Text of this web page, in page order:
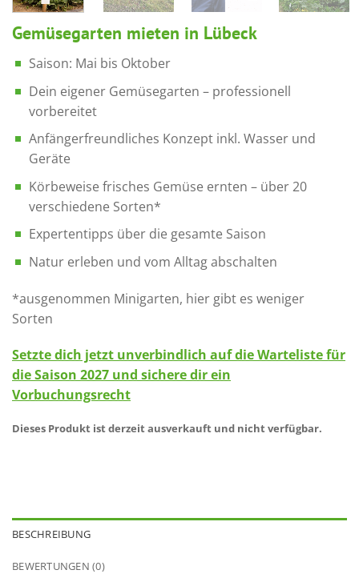
Gemüsegarten mieten in Lübeck
Saison: Mai bis Oktober
Dein eigener Gemüsegarten – professionell
vorbereitet
Anfängerfreundliches Konzept inkl. Wasser und
Geräte
Körbeweise frisches Gemüse ernten – über 20
verschiedene Sorten*
Expertentipps über die gesamte Saison
Natur erleben und vom Alltag abschalten
*ausgenommen Minigarten, hier gibt es weniger
Sorten
Setzte dich jetzt unverbindlich auf die Warteliste für
die Saison 2027 und sichere dir ein
Vorbuchungsrecht
Dieses Produkt ist derzeit ausverkauft und nicht verfügbar.
BESCHREIBUNG
BEWERTUNGEN (0)